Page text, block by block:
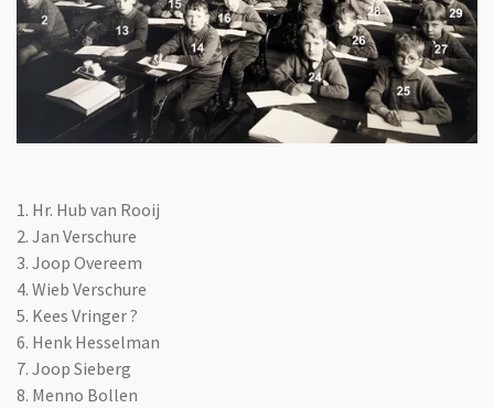
1. Hr. Hub van Rooij
2. Jan Verschure
3. Joop Overeem
4. Wieb Verschure
5. Kees Vringer ?
6. Henk Hesselman
7. Joop Sieberg
8. Menno Bollen